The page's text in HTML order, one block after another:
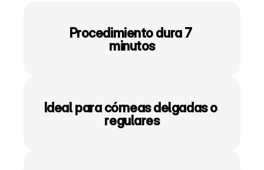
Procedimiento dura 7
minutos
Ideal para córneas delgadas o
regulares